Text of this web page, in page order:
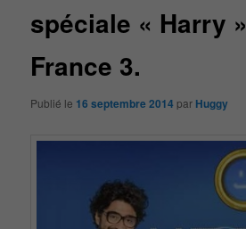
spéciale « Harry
France 3.
Publié le 16 septembre 2014 par Huggy